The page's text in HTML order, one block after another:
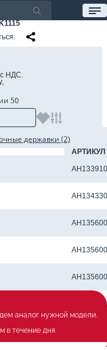
с НДС.
50
державки (2)
АРТИКУЛ
аналог нужной модели.
в течение дня